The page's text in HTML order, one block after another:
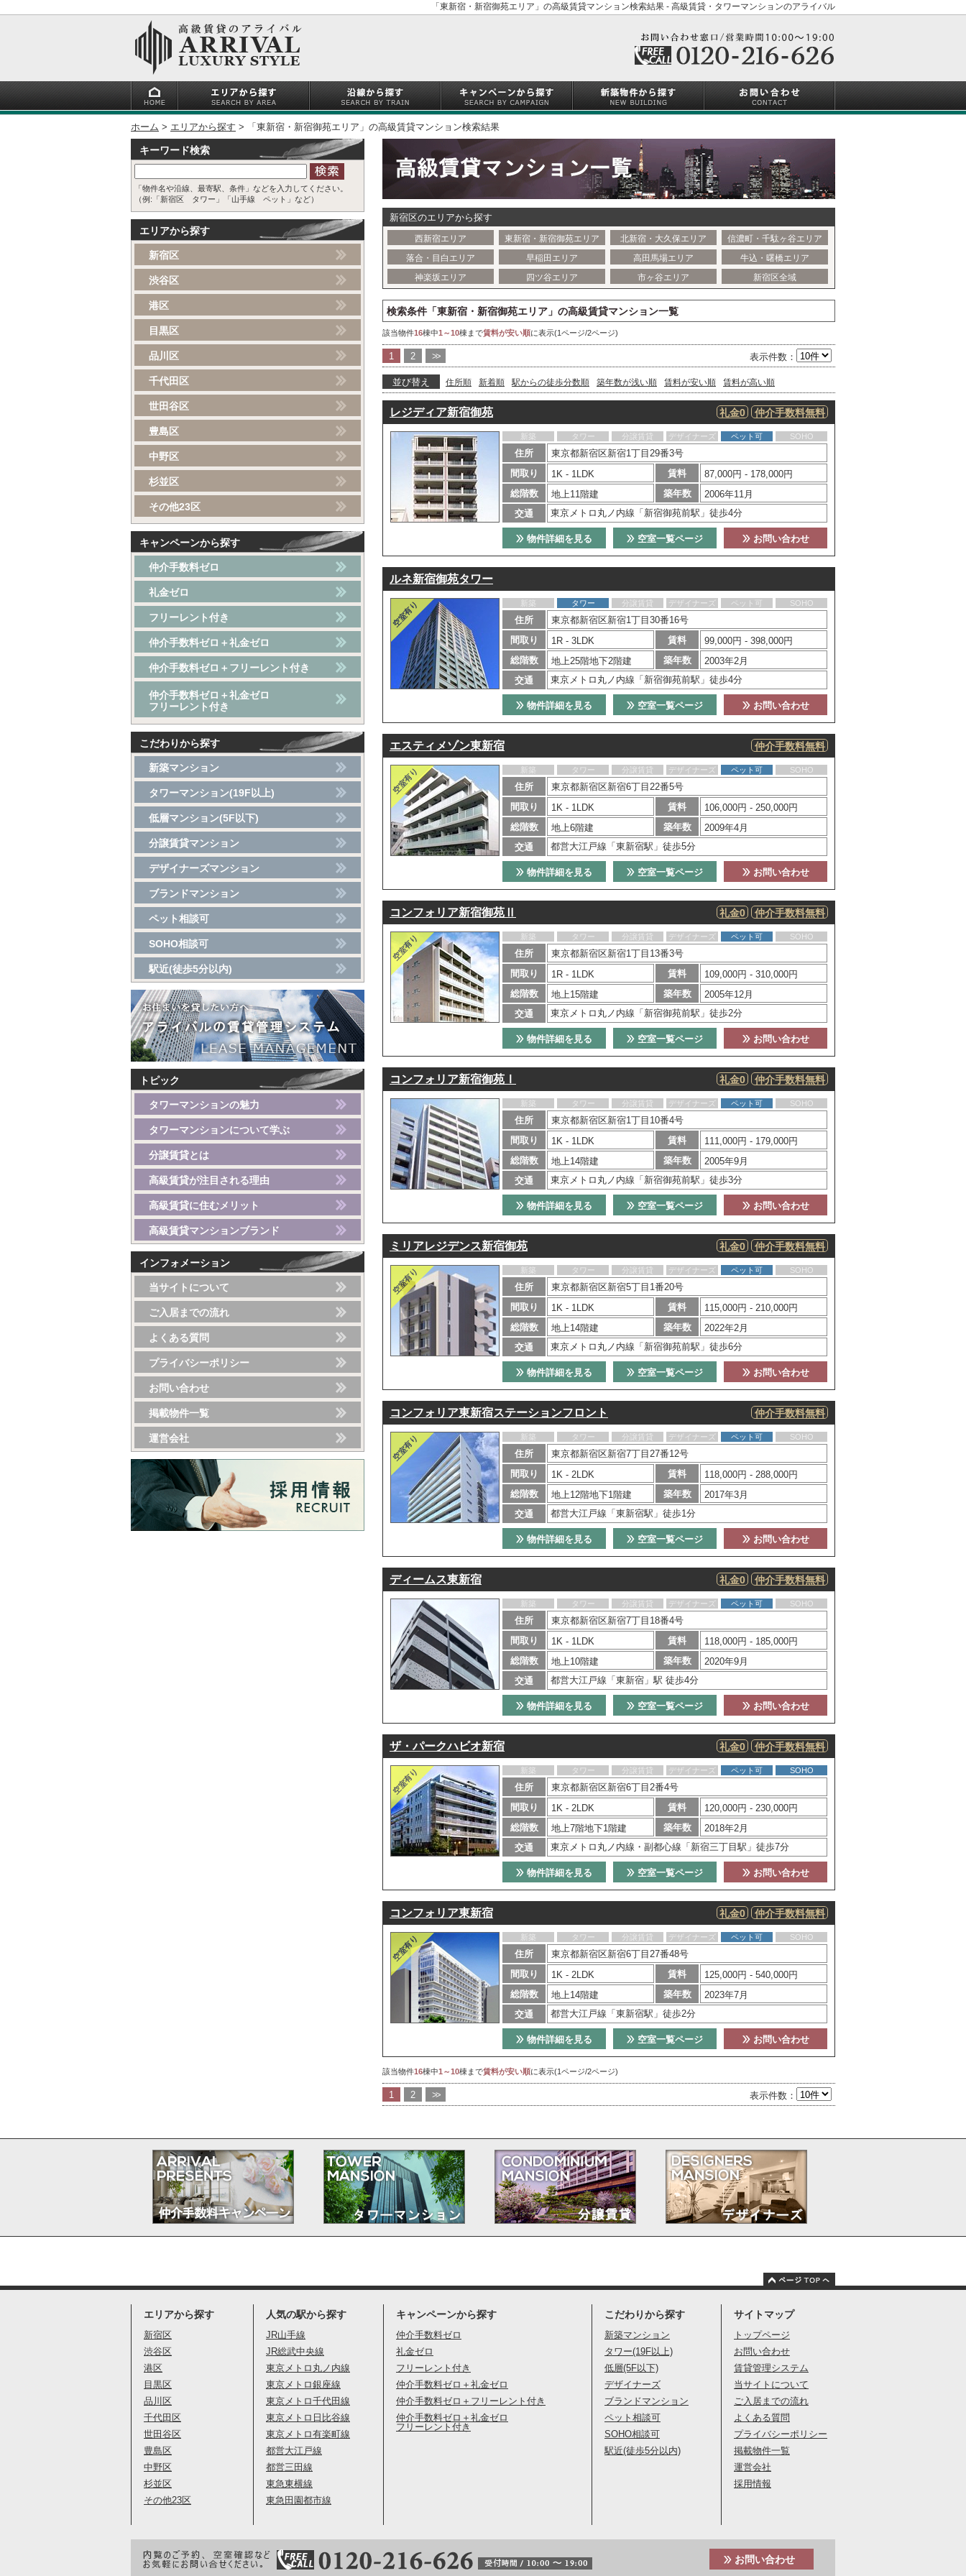
「東新宿・新宿御苑エリア」の高級賃貸マンション検索結果 - 高級賃貸・タワーマンションのアライバル
ホーム エリアから探す 「東新宿・新宿御苑エリア」の高級賃貸マンション検索結果
新宿区のエリアから探す
西新宿エリア 東新宿・新宿御苑エリア 北新宿・大久保エリア
信濃町・千駄ヶ谷エリア
落合・目白エリア
早稲田エリア 高田馬場エリア
牛込・曙橋エリア
神楽坂エリア
四ツ谷エリア 市ヶ谷エリア 新宿区全域
検索条件「東新宿・新宿御苑エリア」の高級賃貸マンション一覧
該当物件16棟中1～10棟まで賃料が安い順に表示(1ページ/2ページ)
1 2 >> 表示件数：
並び替え 住所順 新着順 駅からの徒歩分数順 築年数が浅い順 賃料が安い順 賃料が高い順
レジディア新宿御苑 仲介手数料無料
礼金0
新築 タワー 分譲賃貸 デザイナーズ ペット可 SOHO
住所
東京都新宿区新宿1丁目29番3号
間取り
1K - 1LDK 賃料
87,000円 - 178,000円
総階数
地上11階建 築年数
2006年11月
交通
東京メトロ丸ノ内線「新宿御苑前駅」徒歩4分
お問い合わせ
空室一覧ページ
物件詳細を見る
ルネ新宿御苑タワー
新築 タワー 分譲賃貸 デザイナーズ ペット可 SOHO
住所
東京都新宿区新宿1丁目30番16号
間取り
1R - 3LDK 賃料
99,000円 - 398,000円
総階数
地上25階地下2階建 築年数
2003年2月
交通
東京メトロ丸ノ内線「新宿御苑前駅」徒歩4分
お問い合わせ
空室一覧ページ
物件詳細を見る
エスティメゾン東新宿 仲介手数料無料
新築 タワー 分譲賃貸 デザイナーズ ペット可 SOHO
住所
東京都新宿区新宿6丁目22番5号
間取り
1K - 1LDK 賃料
106,000円 - 250,000円
総階数
地上6階建 築年数
2009年4月
交通
都営大江戸線「東新宿駅」徒歩5分
お問い合わせ
空室一覧ページ
物件詳細を見る
コンフォリア新宿御苑Ⅱ 仲介手数料無料
礼金0
新築 タワー 分譲賃貸 デザイナーズ ペット可 SOHO
住所
東京都新宿区新宿1丁目13番3号
間取り
1R - 1LDK 賃料
109,000円 - 310,000円
総階数
地上15階建 築年数
2005年12月
交通
東京メトロ丸ノ内線「新宿御苑前駅」徒歩2分
お問い合わせ
空室一覧ページ
物件詳細を見る
コンフォリア新宿御苑Ⅰ 仲介手数料無料
礼金0
新築 タワー 分譲賃貸 デザイナーズ ペット可 SOHO
住所
東京都新宿区新宿1丁目10番4号
間取り
1K - 1LDK 賃料
111,000円 - 179,000円
総階数
地上14階建 築年数
2005年9月
交通
東京メトロ丸ノ内線「新宿御苑前駅」徒歩3分
お問い合わせ
空室一覧ページ
物件詳細を見る
ミリアレジデンス新宿御苑 仲介手数料無料
礼金0
新築 タワー 分譲賃貸 デザイナーズ ペット可 SOHO
住所
東京都新宿区新宿5丁目1番20号
間取り
1K - 1LDK 賃料
115,000円 - 210,000円
総階数
地上14階建 築年数
2022年2月
交通
東京メトロ丸ノ内線「新宿御苑前駅」徒歩6分
お問い合わせ
空室一覧ページ
物件詳細を見る
コンフォリア東新宿ステーションフロント 仲介手数料無料
新築 タワー 分譲賃貸 デザイナーズ ペット可 SOHO
住所
東京都新宿区新宿7丁目27番12号
間取り
1K - 2LDK 賃料
118,000円 - 288,000円
総階数
地上12階地下1階建 築年数
2017年3月
交通
都営大江戸線「東新宿駅」徒歩1分
お問い合わせ
空室一覧ページ
物件詳細を見る
ディームス東新宿 仲介手数料無料
礼金0
新築 タワー 分譲賃貸 デザイナーズ ペット可 SOHO
住所
東京都新宿区新宿7丁目18番4号
間取り
1K - 1LDK 賃料
118,000円 - 185,000円
総階数
地上10階建 築年数
2020年9月
交通
都営大江戸線「東新宿」駅 徒歩4分
お問い合わせ
空室一覧ページ
物件詳細を見る
ザ・パークハビオ新宿 仲介手数料無料
礼金0
新築 タワー 分譲賃貸 デザイナーズ ペット可 SOHO
住所
東京都新宿区新宿6丁目2番4号
間取り
1K - 2LDK 賃料
120,000円 - 230,000円
総階数
地上7階地下1階建 築年数
2018年2月
交通
東京メトロ丸ノ内線・副都心線「新宿三丁目駅」徒歩7分
お問い合わせ
空室一覧ページ
物件詳細を見る
コンフォリア東新宿 仲介手数料無料
礼金0
新築 タワー 分譲賃貸 デザイナーズ ペット可 SOHO
住所
東京都新宿区新宿6丁目27番48号
間取り
1K - 2LDK 賃料
125,000円 - 540,000円
総階数
地上14階建 築年数
2023年7月
交通
都営大江戸線「東新宿駅」徒歩2分
お問い合わせ
空室一覧ページ
物件詳細を見る
該当物件16棟中1～10棟まで賃料が安い順に表示(1ページ/2ページ)
1 2 >> 表示件数：
キーワード検索
「物件名や沿線、最寄駅、条件」などを入力してください。
（例:「新宿区 タワー」「山手線 ペット」など）
エリアから探す
新宿区
渋谷区
港区
目黒区
品川区
千代田区
世田谷区
豊島区
中野区
杉並区
その他23区
キャンペーンから探す
仲介手数料ゼロ
礼金ゼロ
フリーレント付き
仲介手数料ゼロ＋礼金ゼロ
仲介手数料ゼロ＋フリーレント付き
仲介手数料ゼロ＋礼金ゼロ
フリーレント付き
こだわりから探す
新築マンション
タワーマンション(19F以上)
低層マンション(5F以下)
分譲賃貸マンション
デザイナーズマンション
ブランドマンション
ペット相談可
SOHO相談可
駅近(徒歩5分以内)
トピック
タワーマンションの魅力
タワーマンションについて学ぶ
分譲賃貸とは
高級賃貸が注目される理由
高級賃貸に住むメリット
高級賃貸マンションブランド
インフォメーション
当サイトについて
ご入居までの流れ
よくある質問
プライバシーポリシー
お問い合わせ
掲載物件一覧
運営会社
エリアから探す
新宿区
渋谷区
港区
目黒区
品川区
千代田区
世田谷区
豊島区
中野区
杉並区
その他23区
人気の駅から探す
JR山手線
JR総武中央線
東京メトロ丸ノ内線
東京メトロ銀座線
東京メトロ千代田線
東京メトロ日比谷線
東京メトロ有楽町線
都営大江戸線
都営三田線
東急東横線
東急田園都市線
キャンペーンから探す
仲介手数料ゼロ
礼金ゼロ
フリーレント付き
仲介手数料ゼロ＋礼金ゼロ
仲介手数料ゼロ＋フリーレント付き
仲介手数料ゼロ＋礼金ゼロ
フリーレント付き
こだわりから探す
新築マンション
タワー(19F以上)
低層(5F以下)
デザイナーズ
ブランドマンション
ペット相談可
SOHO相談可
駅近(徒歩5分以内)
サイトマップ
トップページ
お問い合わせ
賃貸管理システム
当サイトについて
ご入居までの流れ
よくある質問
プライバシーポリシー
掲載物件一覧
運営会社
採用情報
お問い合わせ